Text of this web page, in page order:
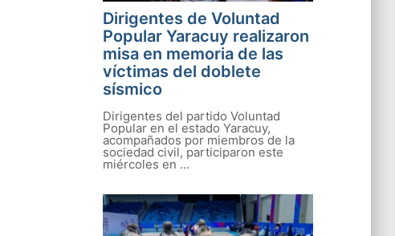
Dirigentes de Voluntad
Popular Yaracuy realizaron
misa en memoria de las
víctimas del doblete
sísmico
Dirigentes del partido Voluntad
Popular en el estado Yaracuy,
acompañados por miembros de la
sociedad civil, participaron este
miércoles en ...